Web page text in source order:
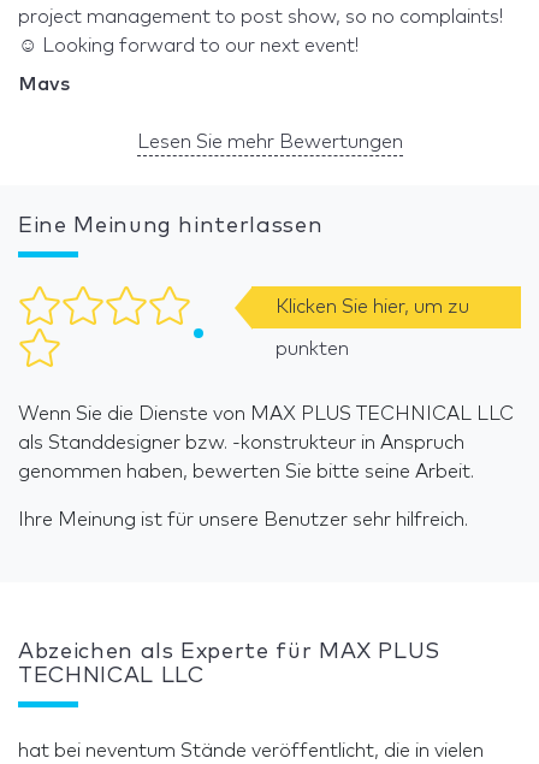
project management to post show, so no complaints!
☺️ Looking forward to our next event!
Mavs
Lesen Sie mehr Bewertungen
Eine Meinung hinterlassen
Klicken Sie hier, um zu
punkten
Wenn Sie die Dienste von MAX PLUS TECHNICAL LLC
als Standdesigner bzw. -konstrukteur in Anspruch
genommen haben, bewerten Sie bitte seine Arbeit.
Ihre Meinung ist für unsere Benutzer sehr hilfreich.
Abzeichen als Experte für MAX PLUS
TECHNICAL LLC
hat bei neventum Stände veröffentlicht, die in vielen